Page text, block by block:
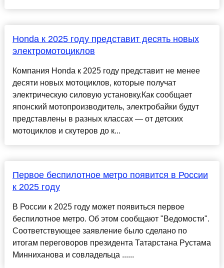
Honda к 2025 году представит десять новых
электромотоциклов
Компания Honda к 2025 году представит не менее
десяти новых мотоциклов, которые получат
электрическую силовую установку.Как сообщает
японский мотопроизводитель, электробайки будут
представлены в разных классах — от детских
мотоциклов и скутеров до к...
Первое беспилотное метро появится в России
к 2025 году
В России к 2025 году может появиться первое
беспилотное метро. Об этом сообщают "Ведомости".
Соответствующее заявление было сделано по
итогам переговоров президента Татарстана Рустама
Минниханова и совладельца ......